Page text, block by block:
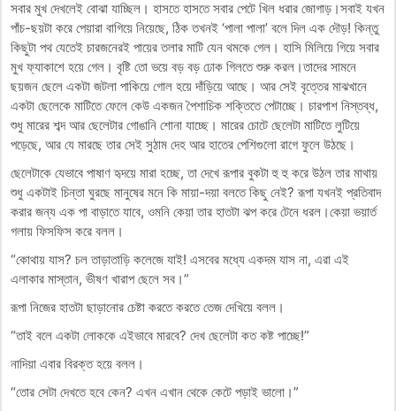
সবার মুখ দেখলেই বোঝা যাচ্ছিল। হাসতে হাসতে সবার পেটে খিল ধরার জোগাড়।সবাই যখন
পাঁচ-ছয়টা করে পেয়ারা বাগিয়ে নিয়েছে, ঠিক তখনই ‘পালা পালা’ বলে দিল এক দৌড়! কিন্তু
কিছুটা পথ যেতেই চারজনেরই পায়ের তলার মাটি যেন থমকে গেল। হাসি মিলিয়ে গিয়ে সবার
মুখ ফ্যাকাশে হয়ে গেল। বৃষ্টি তো ভয়ে বড় বড় ঢোক গিলতে শুরু করল।তাদের সামনে
ছয়জন ছেলে একটা জটলা পাকিয়ে গোল হয়ে দাঁড়িয়ে আছে। আর সেই বৃত্তের মাঝখানে
একটা ছেলেকে মাটিতে ফেলে কেউ একজন পৈশাচিক শক্তিতে পেটাচ্ছে। চারপাশ নিস্তব্ধ,
শুধু মারের শব্দ আর ছেলেটার গোঙানি শোনা যাচ্ছে। মারের চোটে ছেলেটা মাটিতে লুটিয়ে
পড়েছে, আর যে মারছে তার সেই সুঠাম দেহ আর হাতের পেশিগুলো রাগে ফুলে উঠছে।
ছেলেটাকে যেভাবে পাষাণ হৃদয়ে মারা হচ্ছে, তা দেখে রূপার বুকটা হু হু করে উঠল তার মাথায়
শুধু একটাই চিন্তা ঘুরছে মানুষের মনে কি মায়া-দয়া বলতে কিছু নেই? রূপা যখনই প্রতিবাদ
করার জন্য এক পা বাড়াতে যাবে, ওমনি কেয়া তার হাতটা ঝপ করে টেনে ধরল।কেয়া ভয়ার্ত
গলায় ফিসফিস করে বলল।
“কোথায় যাস? চল তাড়াতাড়ি কলেজে যাই! এসবের মধ্যে একদম যাস না, এরা এই
এলাকার মাস্তান, ভীষণ খারাপ ছেলে সব।”
রূপা নিজের হাতটা ছাড়ানোর চেষ্টা করতে করতে তেজ দেখিয়ে বলল।
“তাই বলে একটা লোককে এইভাবে মারবে? দেখ ছেলেটা কত কষ্ট পাচ্ছে!”
নাদিয়া এবার বিরক্ত হয়ে বলল।
“তোর সেটা দেখতে হবে কেন? এখন এখান থেকে কেটে পড়াই ভালো।”